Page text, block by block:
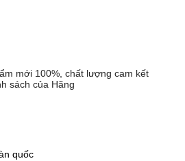
mới 100%, chất lượng cam kết
sách của Hãng
quốc